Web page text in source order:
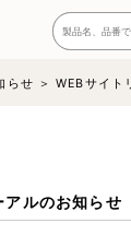
らせ WEBサイト
ルのお知らせ